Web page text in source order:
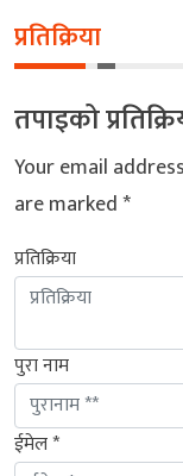
प्रतिक्रिया
तपाइको
Your email
are marked*
प्रतिक्रिया
पुरा नाम
ईमेल *